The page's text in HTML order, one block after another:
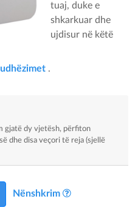
tuaj, duke e
shkarkuar dhe
ujdisur në këtë
udhëzimet .
gjatë dy vjetësh, përfiton
dhe disa veçori të reja (sjellë
Nënshkrim